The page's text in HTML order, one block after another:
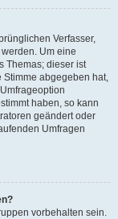
Verfasser,
Um eine
Themas; dieser ist
Stimme abgegeben hat,
haben, so kann
geändert oder
Umfragen
vorbehalten sein.